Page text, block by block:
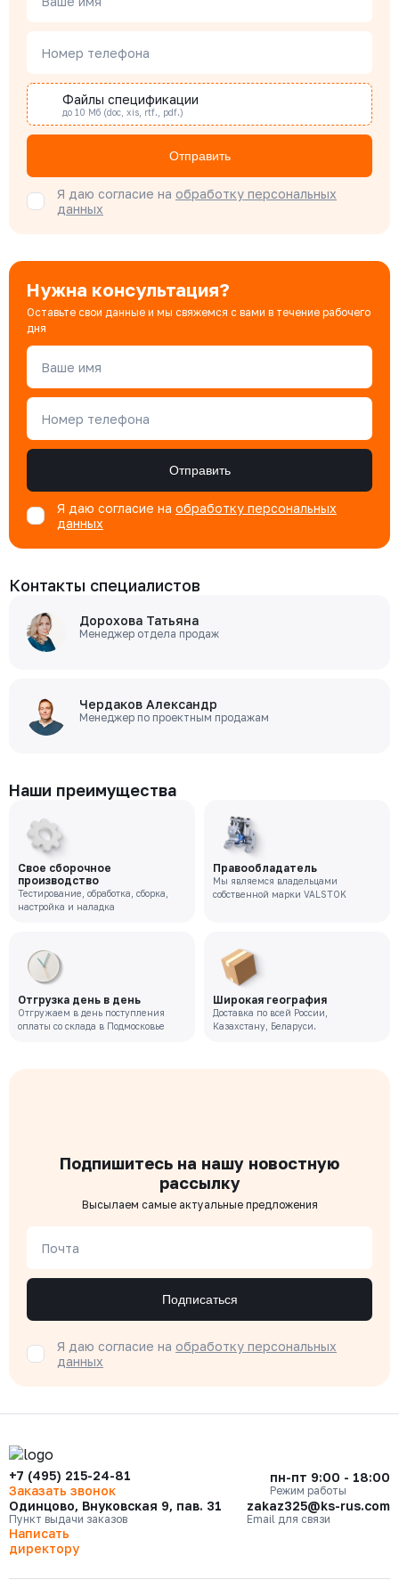
Специалист отдела снабжения
Бондарюк Евгения
Специалист отдела продаж
Номер телефона
Файлы спецификации
до 10 Мб (doc, xis, rtf., pdf.)
Отправить
Я даю согласие на обработку персональных
данных
Нужна консультация?
Оставьте свои данные и мы свяжемся с вами в течение рабочего
дня
Ваше имя
Номер телефона
Отправить
Я даю согласие на обработку персональных
данных
Контакты специалистов
Дорохова Татьяна
Менеджер отдела продаж
Чердаков Александр
Менеджер по проектным продажам
Наши преимущества
Свое сборочное
производство
Тестирование, обработка, сборка,
настройка и наладка
Правообладатель
Мы являемся владельцами
собственной марки VALSTOK
Отгрузка день в день
Отгружаем в день поступления
оплаты со склада в Подмосковье
Широкая география
Доставка по всей России,
Казахстану, Беларуси.
Подпишитесь на нашу новостную
рассылку
Высылаем самые актуальные предложения
Почта
Подписаться
Я даю согласие на обработку персональных
данных
+7 (495) 215-24-81
Заказать звонок
пн-пт 9:00 - 18:00
Режим работы
Одинцово, Внуковская 9, пав. 31
Пункт выдачи заказов
zakaz325@ks-rus.com
Email для связи
Написать
директору